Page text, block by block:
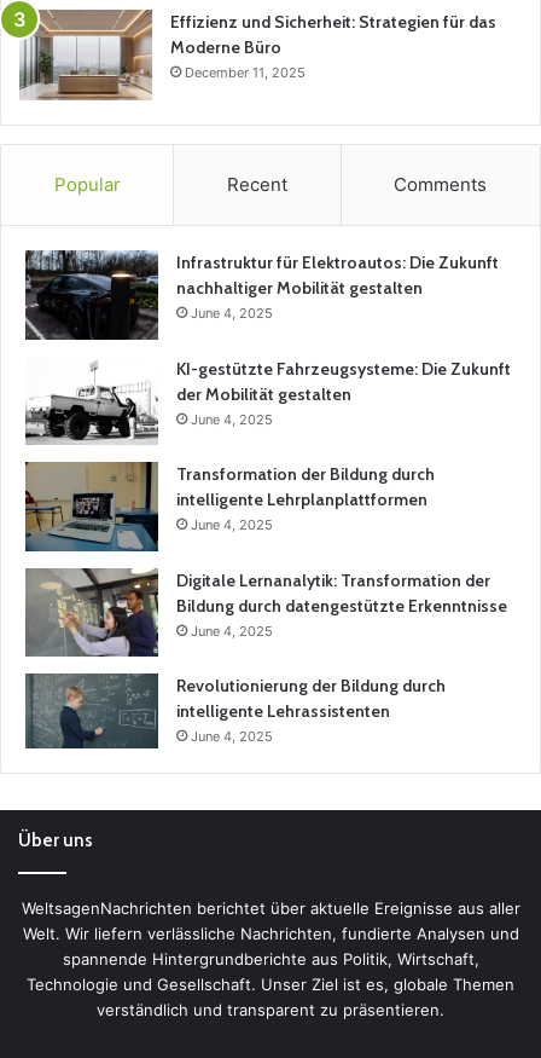
Effizienz und Sicherheit: Strategien für das
Moderne Büro
December 11, 2025
Popular Recent Comments
Infrastruktur für Elektroautos: Die Zukunft
nachhaltiger Mobilität gestalten
June 4, 2025
KI-gestützte Fahrzeugsysteme: Die Zukunft
der Mobilität gestalten
June 4, 2025
Transformation der Bildung durch
intelligente Lehrplanplattformen
June 4, 2025
Digitale Lernanalytik: Transformation der
Bildung durch datengestützte Erkenntnisse
June 4, 2025
Revolutionierung der Bildung durch
intelligente Lehrassistenten
June 4, 2025
Über uns
WeltsagenNachrichten berichtet über aktuelle Ereignisse aus aller
Welt. Wir liefern verlässliche Nachrichten, fundierte Analysen und
spannende Hintergrundberichte aus Politik, Wirtschaft,
Technologie und Gesellschaft. Unser Ziel ist es, globale Themen
verständlich und transparent zu präsentieren.